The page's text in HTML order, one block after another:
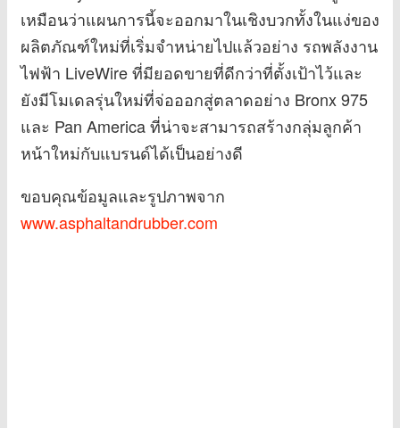
เหมือนว่าแผนการนี้จะออกมาในเชิงบวกทั้งในแง่ของ
ผลิตภัณฑ์ใหม่ที่เริ่มจำหน่ายไปแล้วอย่าง รถพลังงาน
ไฟฟ้า LiveWire ที่มียอดขายที่ดีกว่าที่ตั้งเป้าไว้และ
ยังมีโมเดลรุ่นใหม่ที่จ่อออกสู่ตลาดอย่าง Bronx 975
และ Pan America ที่น่าจะสามารถสร้างกลุ่มลูกค้า
หน้าใหม่กับแบรนด์ได้เป็นอย่างดี
ขอบคุณข้อมูลและรูปภาพจาก
www.asphaltandrubber.com